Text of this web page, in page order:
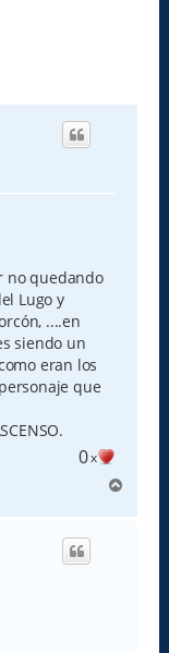
no quedando
Lugo y
....en
siendo un
eran los
que
0x
r